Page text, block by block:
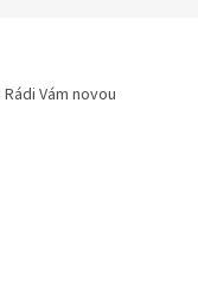
Vám novou